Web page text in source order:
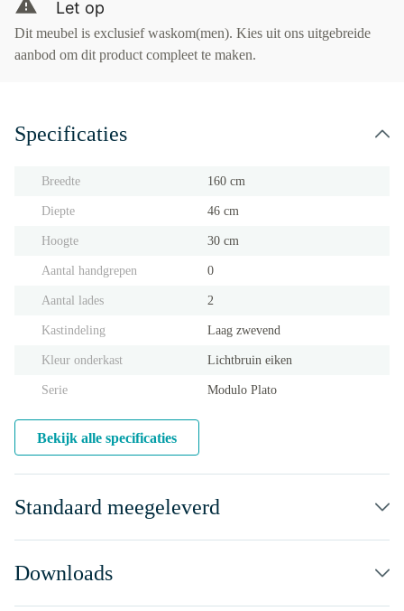
Let op
Dit meubel is exclusief waskom(men). Kies uit ons uitgebreide
aanbod om dit product compleet te maken.
Specificaties
Breedte 160 cm
Diepte 46 cm
Hoogte 30 cm
Aantal handgrepen 0
Aantal lades 2
Kastindeling Laag zwevend
Kleur onderkast Lichtbruin eiken
Serie Modulo Plato
Bekijk alle specificaties
Standaard meegeleverd
Downloads